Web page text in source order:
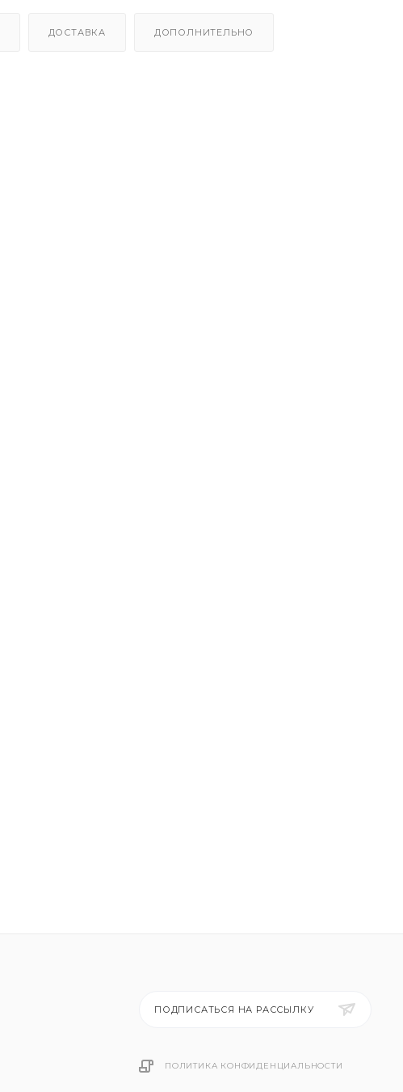
ДОСТАВКА ДОПОЛНИТЕЛЬНО
ПОДПИСАТЬСЯ НА РАССЫЛКУ
ПОЛИТИКА КОНФИДЕНЦИАЛЬНОСТИ